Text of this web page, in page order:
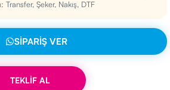
Transfer, Şeker, Nakış, DTF
SIPARIŞ VER
TEKLİF AL